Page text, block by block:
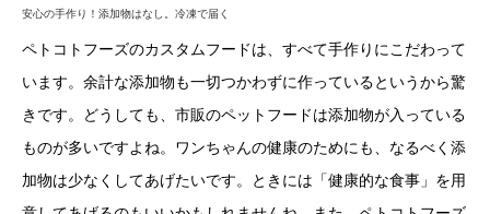
安心の手作り！添加物はなし。冷凍で届く
ペトコトフーズのカスタムフードは、すべて手作りにこだわって
います。余計な添加物も一切つかわずに作っているというから驚
きです。どうしても、市販のペットフードは添加物が入っている
ものが多いですよね。ワンちゃんの健康のためにも、なるべく添
加物は少なくしてあげたいです。ときには「健康的な食事」を用